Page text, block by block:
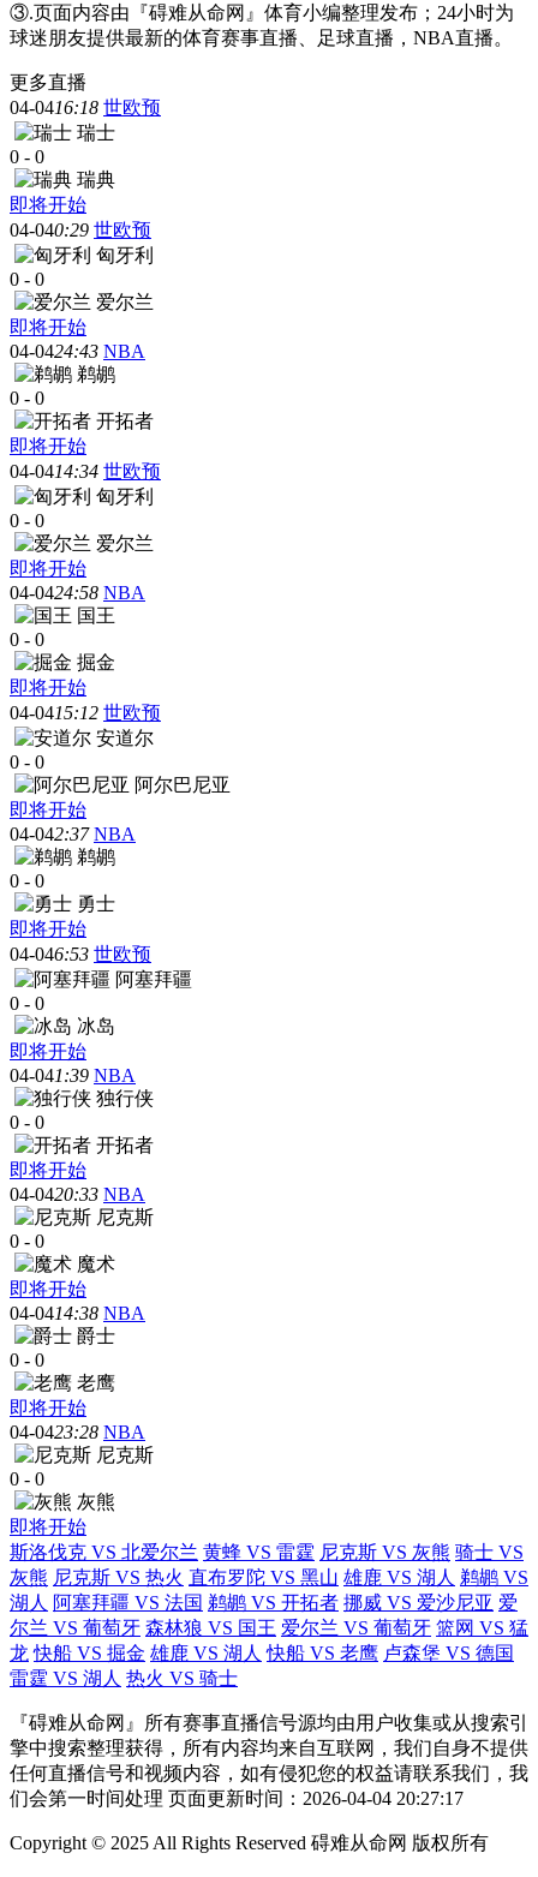
③.页面内容由『碍难从命网』体育小编整理发布；24小时为
球迷朋友提供最新的体育赛事直播、足球直播，NBA直播。
更多直播
04-0416:18 世欧预
瑞士
0 - 0
瑞典
即将开始
04-040:29 世欧预
匈牙利
0 - 0
爱尔兰
即将开始
04-0424:43 NBA
鹈鹕
0 - 0
开拓者
即将开始
04-0414:34 世欧预
匈牙利
0 - 0
爱尔兰
即将开始
04-0424:58 NBA
国王
0 - 0
掘金
即将开始
04-0415:12 世欧预
安道尔
0 - 0
阿尔巴尼亚
即将开始
04-042:37 NBA
鹈鹕
0 - 0
勇士
即将开始
04-046:53 世欧预
阿塞拜疆
0 - 0
冰岛
即将开始
04-041:39 NBA
独行侠
0 - 0
开拓者
即将开始
04-0420:33 NBA
尼克斯
0 - 0
魔术
即将开始
04-0414:38 NBA
爵士
0 - 0
老鹰
即将开始
04-0423:28 NBA
尼克斯
0 - 0
灰熊
即将开始
斯洛伐克 VS 北爱尔兰 黄蜂 VS 雷霆 尼克斯 VS 灰熊 骑士 VS
灰熊 尼克斯 VS 热火 直布罗陀 VS 黑山 雄鹿 VS 湖人 鹈鹕 VS
湖人 阿塞拜疆 VS 法国 鹈鹕 VS 开拓者 挪威 VS 爱沙尼亚 爱
尔兰 VS 葡萄牙 森林狼 VS 国王 爱尔兰 VS 葡萄牙 篮网 VS 猛
龙 快船 VS 掘金 雄鹿 VS 湖人 快船 VS 老鹰 卢森堡 VS 德国
雷霆 VS 湖人 热火 VS 骑士
『碍难从命网』所有赛事直播信号源均由用户收集或从搜索引
擎中搜索整理获得，所有内容均来自互联网，我们自身不提供
任何直播信号和视频内容，如有侵犯您的权益请联系我们，我
们会第一时间处理 页面更新时间：2026-04-04 20:27:17
Copyright © 2025 All Rights Reserved 碍难从命网 版权所有